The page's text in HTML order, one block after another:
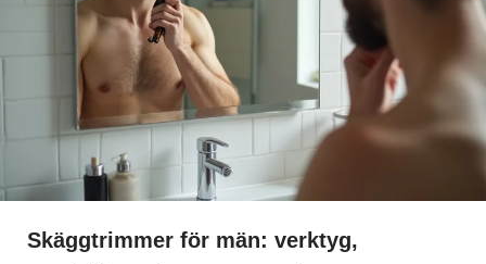
Skäggtrimmer för män: verktyg,